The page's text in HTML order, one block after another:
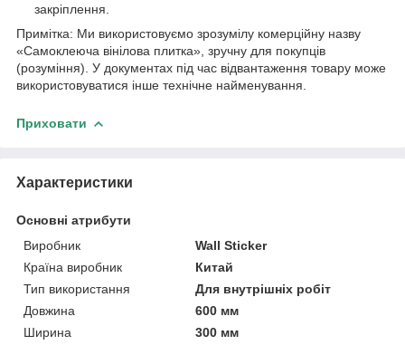
закріплення.
Примітка: Ми використовуємо зрозумілу комерційну назву
«Самоклеюча вінілова плитка», зручну для покупців
(розуміння). У документах під час відвантаження товару може
використовуватися інше технічне найменування.
Приховати
Характеристики
Основні атрибути
Виробник
Wall Sticker
Країна виробник
Китай
Тип використання
Для внутрішніх робіт
Довжина
600 мм
Ширина
300 мм